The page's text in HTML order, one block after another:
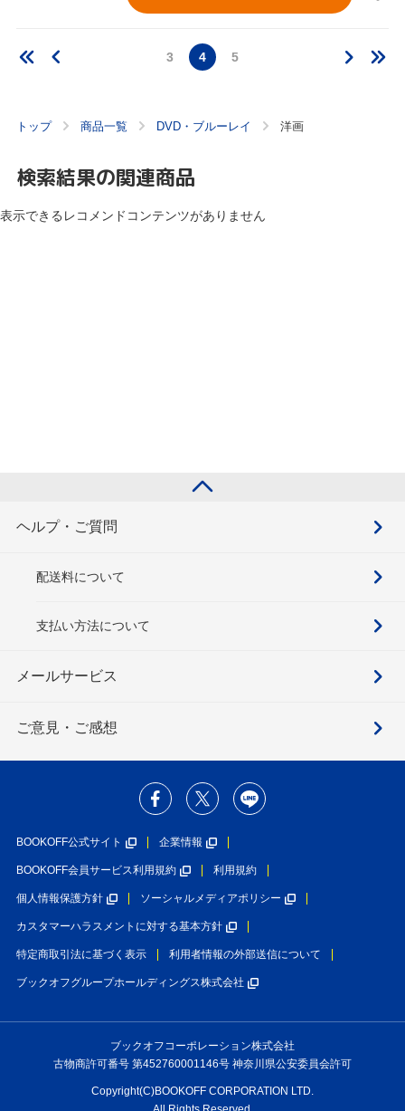
3 4 5
トップ 商品一覧 DVD・ブルーレイ 洋画
検索結果の関連商品
表示できるレコメンドコンテンツがありません
ヘルプ・ご質問
配送料について
支払い方法について
メールサービス
ご意見・ご感想
BOOKOFF公式サイト 企業情報
BOOKOFF会員サービス利用規約 利用規約
個人情報保護方針 ソーシャルメディアポリシー
カスタマーハラスメントに対する基本方針
特定商取引法に基づく表示 利用者情報の外部送信について
ブックオフグループホールディングス株式会社
ブックオフコーポレーション株式会社
古物商許可番号 第452760001146号 神奈川県公安委員会許可
Copyright(C)BOOKOFF CORPORATION LTD.